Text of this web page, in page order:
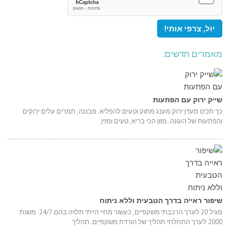
מאמרים חדשים:
שייק ירוק עם הפתעות
כך תכינו מעדן ירוק מענג מתוק וטעים להפליא. מבננה, תמרים עלים ירוקים
והפתעות של העונה. מזון הכי בריא, טעים ומזין
שיפור ראייה בדרך הטבעית וללא ניתוח
מגיל 20 לערך הרכבתי משקפיים, כעשור מחיי הייתי תלויה בהם 24/7. משנת
2000 לערך התחלתי תהליך של הורדת משקפיים. תהליך